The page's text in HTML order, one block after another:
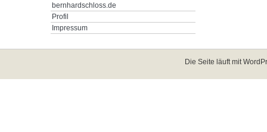
bernhardschloss.de
Profil
Impressum
Die Seite läuft mit